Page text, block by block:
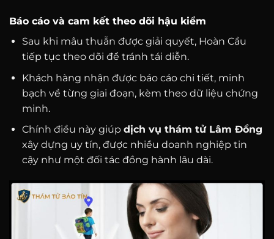
Báo cáo và cam kết theo dõi hậu kiểm
Sau khi mâu thuẫn được giải quyết, Hoàn Cầu
tiếp tục theo dõi để tránh tái diễn.
Khách hàng nhận được báo cáo chi tiết, minh
bạch về từng giai đoạn, kèm theo dữ liệu chứng
minh.
Chính điều này giúp dịch vụ thám tử Lâm Đồng
xây dựng uy tín, được nhiều doanh nghiệp tin
cậy như một đối tác đồng hành lâu dài.